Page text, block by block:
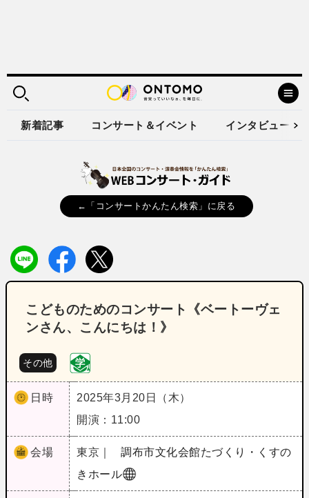
新着記事 コンサート＆イベント インタビュー
←「コンサートかんたん検索」に戻る
こどものためのコンサート《ベートーヴェ
ンさん、こんにちは！》
その他
日時
2025年3月20日（木）
開演：11:00
会場 東京｜
調布市文化会館たづくり・くすの
きホール